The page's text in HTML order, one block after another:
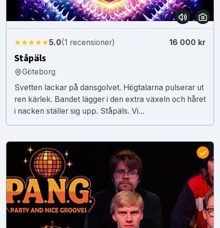
★★★★★5.0(1 recensioner) 16 000 kr
Ståpäls
Göteborg
Svetten lackar på dansgolvet. Högtalarna pulserar ut
ren kärlek. Bandet lägger i den extra växeln och håret
i nacken ställer sig upp. Ståpäls. Vi...